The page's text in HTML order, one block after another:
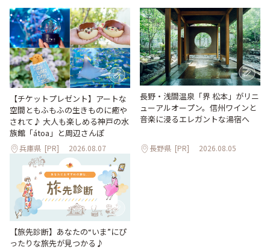
【チケットプレゼント】アートな
空間ともふもふの生きものに癒や
されて♪ 大人も楽しめる神戸の水
族館「átoa」と周辺さんぽ
兵庫県 [PR] 2026.08.07
長野・浅間温泉「界 松本」がリニ
ューアルオープン。信州ワインと
音楽に浸るエレガントな湯宿へ
長野県 [PR] 2026.08.05
【旅先診断】あなたの“いま”にぴ
ったりな旅先が見つかる♪